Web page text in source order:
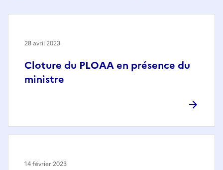
Cloture du PLOAA en présence du
ministre
28 avril 2023
14 février 2023